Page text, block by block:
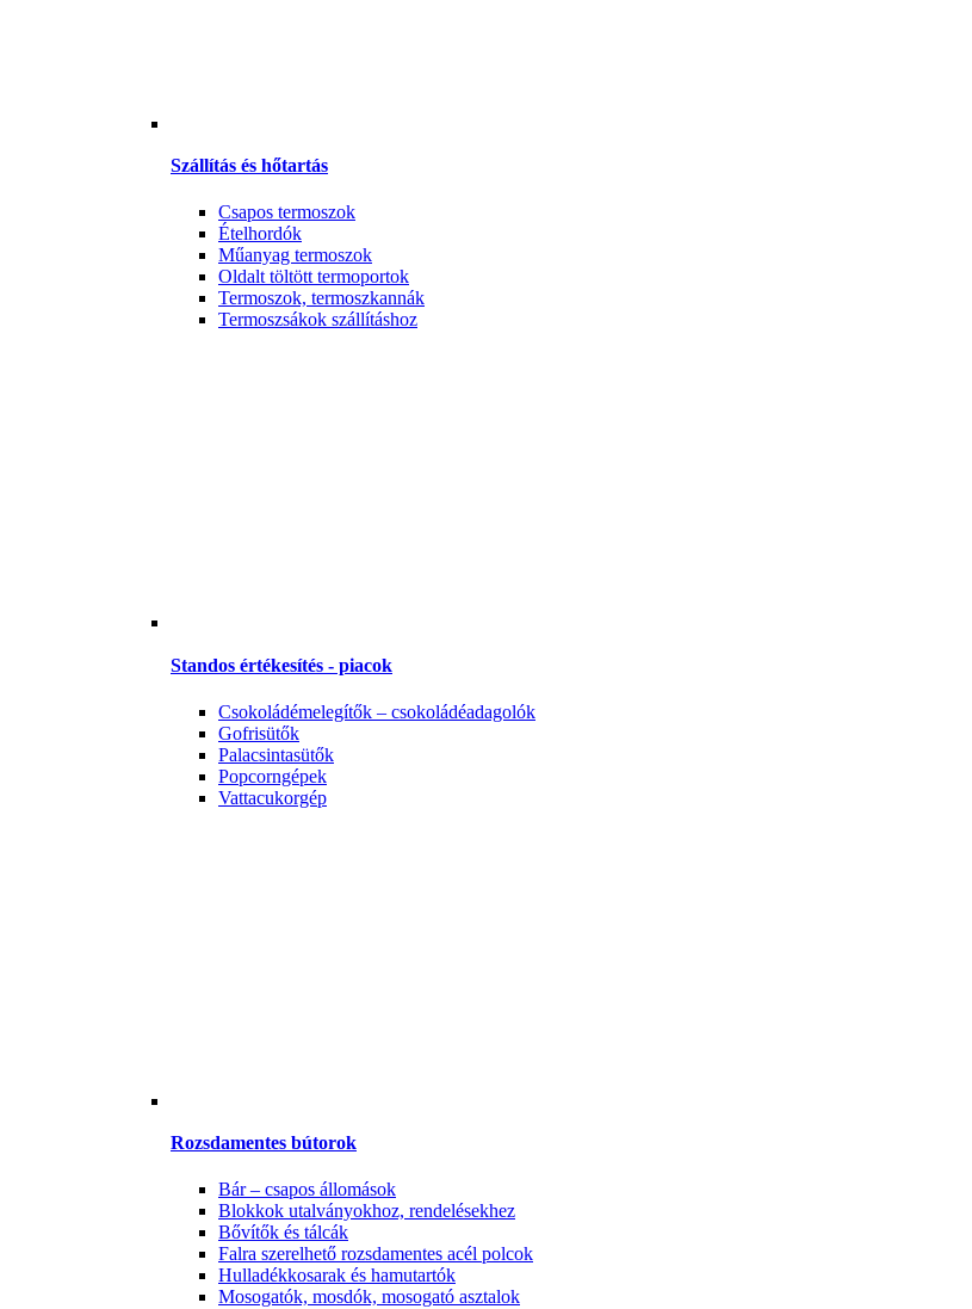
Szállítás és hőtartás
Csapos termoszok
Ételhordók
Műanyag termoszok
Oldalt töltött termoportok
Termoszok, termoszkannák
Termoszsákok szállításhoz
Standos értékesítés - piacok
Csokoládémelegítők – csokoládéadagolók
Gofrisütők
Palacsintasütők
Popcorngépek
Vattacukorgép
Rozsdamentes bútorok
Bár – csapos állomások
Blokkok utalványokhoz, rendelésekhez
Bővítők és tálcák
Falra szerelhető rozsdamentes acél polcok
Hulladékkosarak és hamutartók
Mosogatók, mosdók, mosogató asztalok